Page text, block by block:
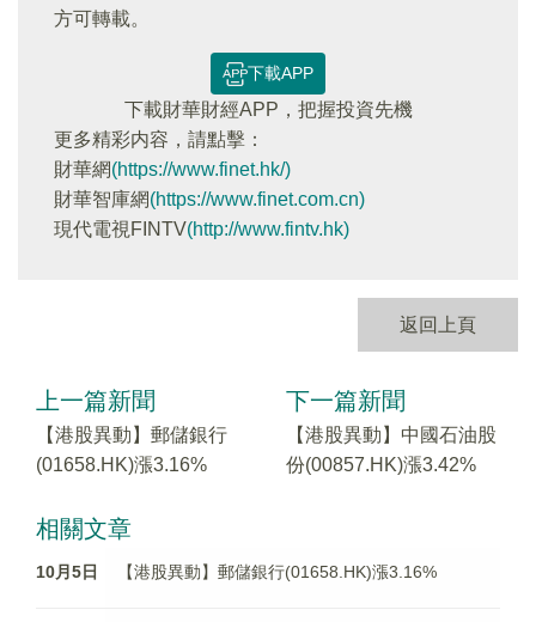
方可轉載。
下載APP
下載財華財經APP，把握投資先機
更多精彩内容，請點擊：
財華網(https://www.finet.hk/)
財華智庫網(https://www.finet.com.cn)
現代電視FINTV(http://www.fintv.hk)
返回上頁
上一篇新聞
【港股異動】郵儲銀行
(01658.HK)漲3.16%
下一篇新聞
【港股異動】中國石油股
份(00857.HK)漲3.42%
相關文章
10月5日 【港股異動】郵儲銀行(01658.HK)漲3.16%